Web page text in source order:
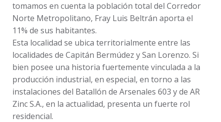
tomamos en cuenta la población total del Corredor
Norte Metropolitano, Fray Luis Beltrán aporta el
11% de sus habitantes.
Esta localidad se ubica territorialmente entre las
localidades de Capitán Bermúdez y San Lorenzo. Si
bien posee una historia fuertemente vinculada a la
producción industrial, en especial, en torno a las
instalaciones del Batallón de Arsenales 603 y de AR
Zinc S.A., en la actualidad, presenta un fuerte rol
residencial.